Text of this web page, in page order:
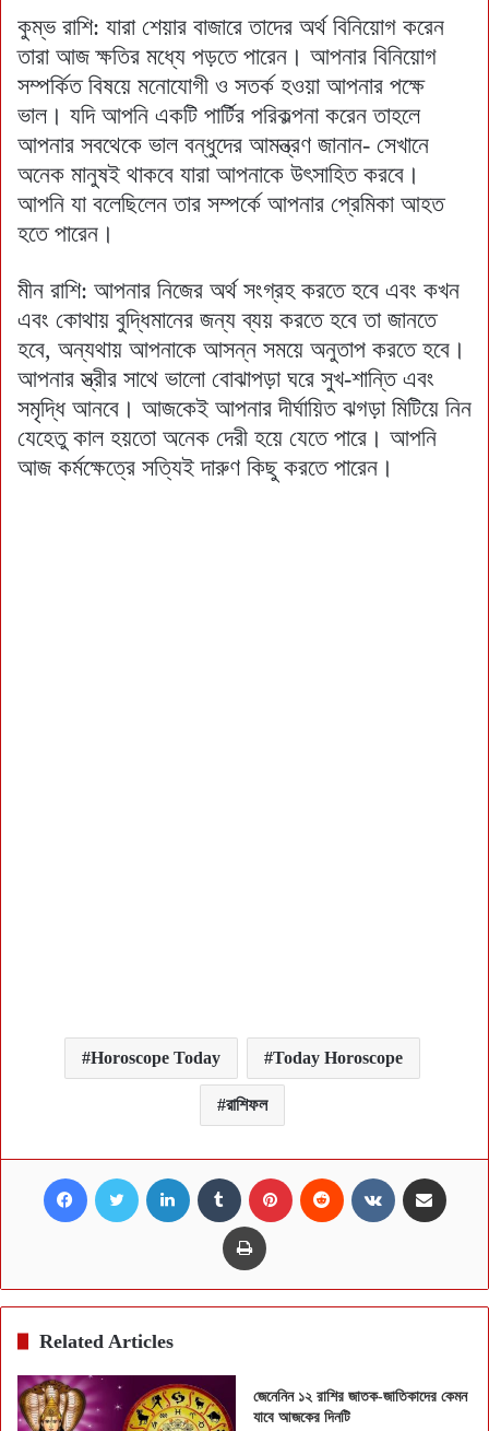
কুম্ভ রাশি: যারা শেয়ার বাজারে তাদের অর্থ বিনিয়োগ করেন
তারা আজ ক্ষতির মধ্যে পড়তে পারেন। আপনার বিনিয়োগ
সম্পর্কিত বিষয়ে মনোযোগী ও সতর্ক হওয়া আপনার পক্ষে
ভাল। যদি আপনি একটি পার্টির পরিকল্পনা করেন তাহলে
আপনার সবথেকে ভাল বন্ধুদের আমন্ত্রণ জানান- সেখানে
অনেক মানুষই থাকবে যারা আপনাকে উৎসাহিত করবে।
আপনি যা বলেছিলেন তার সম্পর্কে আপনার প্রেমিকা আহত
হতে পারেন।
মীন রাশি: আপনার নিজের অর্থ সংগ্রহ করতে হবে এবং কখন
এবং কোথায় বুদ্ধিমানের জন্য ব্যয় করতে হবে তা জানতে
হবে, অন্যথায় আপনাকে আসন্ন সময়ে অনুতাপ করতে হবে।
আপনার স্ত্রীর সাথে ভালো বোঝাপড়া ঘরে সুখ-শান্তি এবং
সমৃদ্ধি আনবে। আজকেই আপনার দীর্ঘায়িত ঝগড়া মিটিয়ে নিন
যেহেতু কাল হয়তো অনেক দেরী হয়ে যেতে পারে। আপনি
আজ কর্মক্ষেত্রে সত্যিই দারুণ কিছু করতে পারেন।
Horoscope Today Today Horoscope
রাশিফল
Facebook Twitter LinkedIn Tumblr Pinterest Reddit VKontakte
Print
Related Articles
জেনেনিন ১২ রাশির জাতক-জাতিকাদের কেমন
যাবে আজকের দিনটি